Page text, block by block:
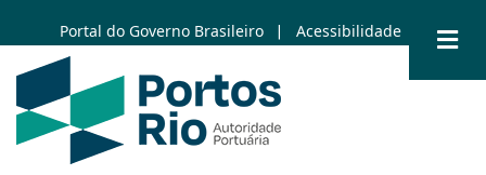
to
main
content
Portal do Governo Brasileiro | Acessibilidade